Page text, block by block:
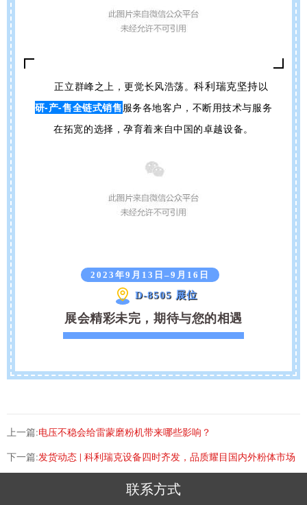
正立群峰之上，更觉长风浩荡。科利瑞克坚持以
研-产-售全链式销售服务各地客户， 不断用技术与服务
在拓宽的选择，孕育着来自中国的卓越设备。
2023年9月13日–9月16日
D-8505 展位
展会精彩未完，期待与您的相遇
上一篇:电压不稳会给雷蒙磨粉机带来哪些影响？
下一篇:发货动态 | 科利瑞克设备四时齐发，品质耀目国内外粉体市场
联系方式